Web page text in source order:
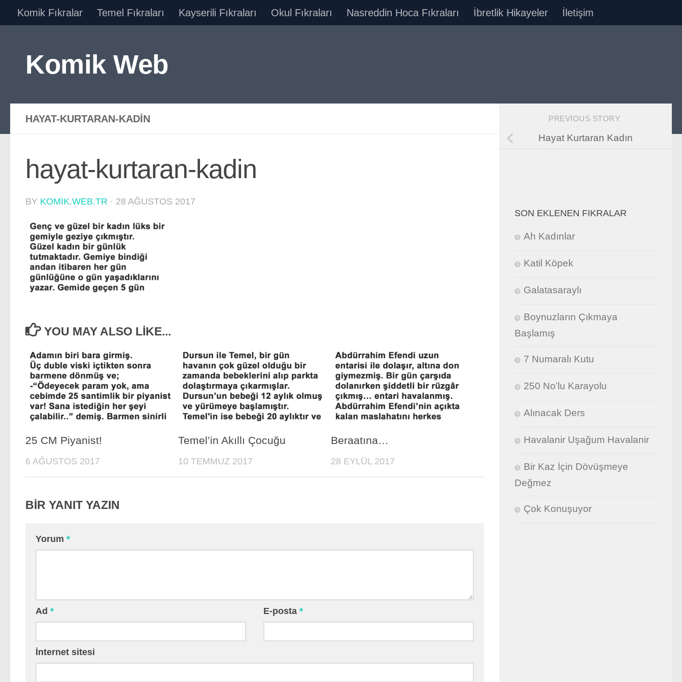
Skip to content
Komik Fıkralar Temel Fıkraları Kayserili Fıkraları Okul Fıkraları Nasreddin Hoca Fıkraları İbretlik Hikayeler İletişim
Komik Web
HAYAT-KURTARAN-KADIN
hayat-kurtaran-kadin
BY KOMIK.WEB.TR · 28 AĞUSTOS 2017
YOU MAY ALSO LIKE...
25 CM Piyanist!
6 AĞUSTOS 2017
Temel’in Akıllı Çocuğu
10 TEMMUZ 2017
Beraatına…
28 EYLÜL 2017
BIR YANIT YAZIN
Yorum *
Ad * E-posta*
İnternet sitesi
PREVIOUS STORY
Hayat Kurtaran Kadın
SON EKLENEN FIKRALAR
Ah Kadınlar
Katil Köpek
Galatasaraylı
Boynuzların Çıkmaya
Başlamış
7 Numaralı Kutu
250 No’lu Karayolu
Alınacak Ders
Havalanir Uşağum Havalanir
Bir Kaz İçin Dövüşmeye
Değmez
Çok Konuşuyor